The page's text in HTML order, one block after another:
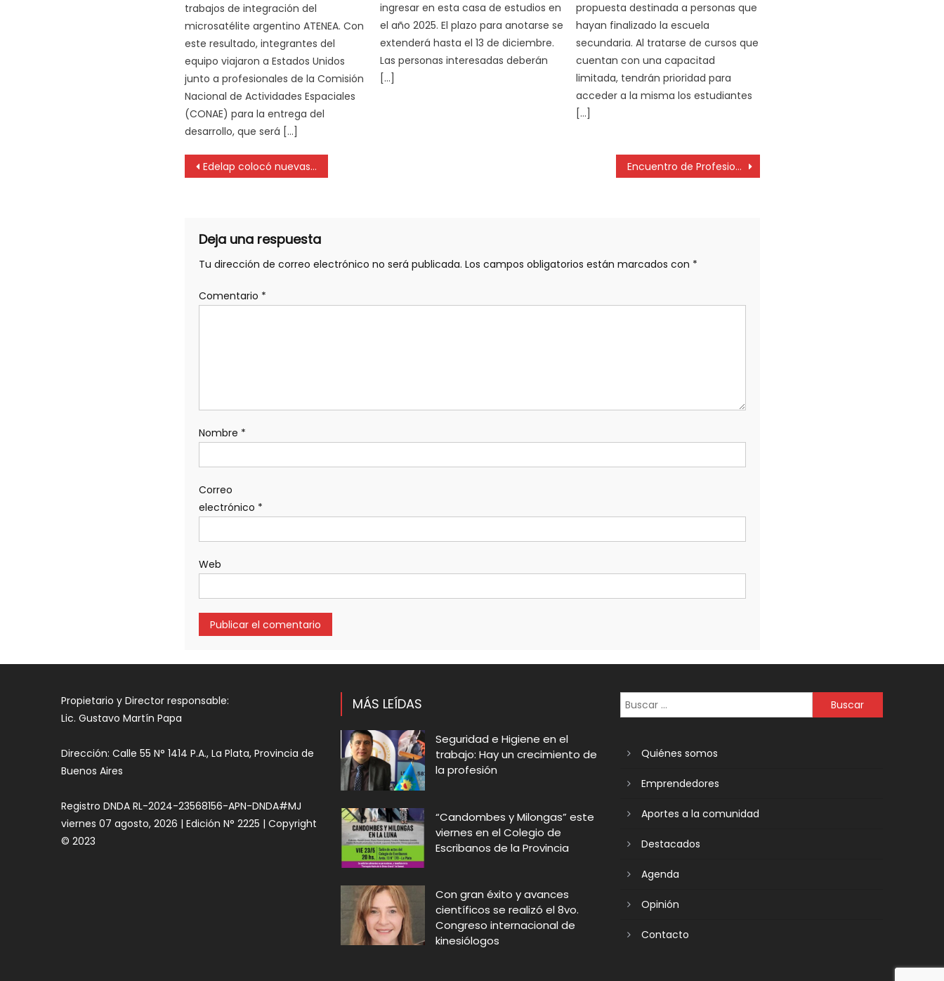
trabajos de integración del
microsatélite argentino ATENEA. Con
este resultado, integrantes del
equipo viajaron a Estados Unidos
junto a profesionales de la Comisión
Nacional de Actividades Espaciales
(CONAE) para la entrega del
desarrollo, que será […]
ingresar en esta casa de estudios en
el año 2025. El plazo para anotarse se
extenderá hasta el 13 de diciembre.
Las personas interesadas deberán
[…]
propuesta destinada a personas que
hayan finalizado la escuela
secundaria. Al tratarse de cursos que
cuentan con una capacitad
limitada, tendrán prioridad para
acceder a la misma los estudiantes
[…]
Edelap colocó nuevas columnas de hormigón en los tendidos troncales de San Carlos y Lisandro Olmos. Encuentro de Profesionales de la Higiene y Seguridad en Misiones
Deja una respuesta
Tu dirección de correo electrónico no será publicada. Los campos obligatorios están marcados con *
Comentario *
Nombre *
Correo
electrónico *
Web
Propietario y Director responsable:
Lic. Gustavo Martín Papa
Dirección: Calle 55 N° 1414 P.A., La Plata, Provincia de
Buenos Aires
Registro DNDA RL-2024-23568156-APN-DNDA#MJ
viernes 07 agosto, 2026 | Edición N° 2225 | Copyright
© 2023
MÁS LEÍDAS
Seguridad e Higiene en el
trabajo: Hay un crecimiento de
la profesión
“Candombes y Milongas” este
viernes en el Colegio de
Escribanos de la Provincia
Con gran éxito y avances
científicos se realizó el 8vo.
Congreso internacional de
kinesiólogos
Quiénes somos
Emprendedores
Aportes a la comunidad
Destacados
Agenda
Opinión
Contacto